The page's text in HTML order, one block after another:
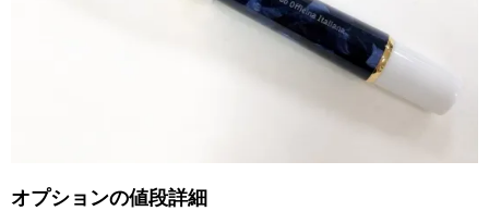
オプションの値段詳細